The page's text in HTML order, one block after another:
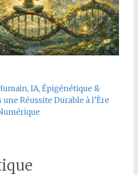
IA, Épigénétique &
Réussite Durable à l’Ère